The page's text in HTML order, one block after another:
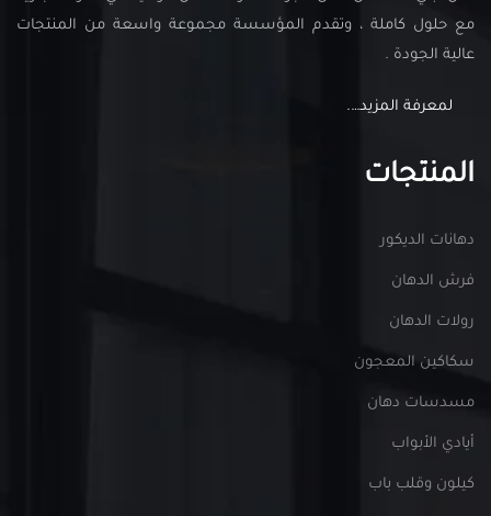
مع حلول كاملة ، وتقدم المؤسسة مجموعة واسعة من المنتجات
عالية الجودة .
لمعرفة المزيد….
المنتجات
دهانات الديكور
فرش الدهان
رولات الدهان
سكاكين المعجون
مسدسات دهان
أيادي الأبواب
كيلون وقلب باب